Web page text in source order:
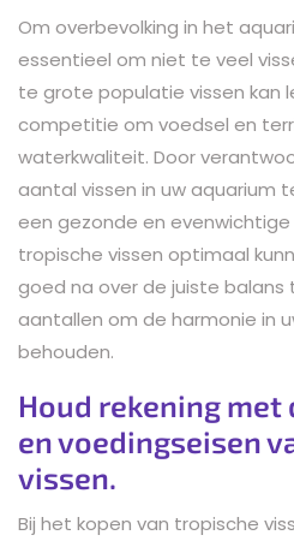
Om overbevolking in het
essentieel om niet te veel
te grote populatie vissen kan
competitie om voedsel en
waterkwaliteit. Door
aantal vissen in uw aquarium
een gezonde en
tropische vissen optimaal
goed na over de juiste balans
aantallen om de harmonie in
behouden.
Houd rekening
en voedingseisen
vissen.
Bij het kopen van tropische